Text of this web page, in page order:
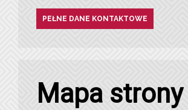
PEŁNE DANE KONTAKTOWE
Mapa strony